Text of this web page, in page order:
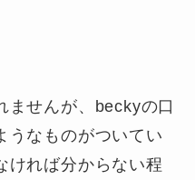
ませんが、beckyの口
うなものがついてい
ければ分からない程